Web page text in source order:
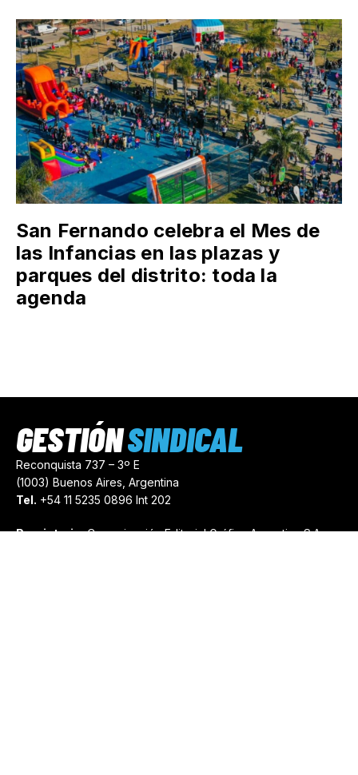
San Fernando celebra el Mes de
las Infancias en las plazas y
parques del distrito: toda la
agenda
Reconquista 737 – 3º E
(1003) Buenos Aires, Argentina
Tel. +54 11 5235 0896 Int 202
Propietario:Comunicación Editorial Gráfica Argentina S.A.
GESTIÓNSINDICAL